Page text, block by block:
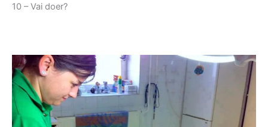
10 – Vai doer?